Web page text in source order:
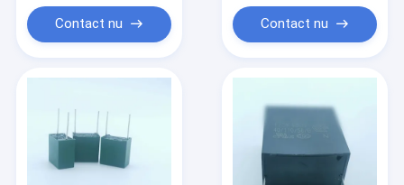
de gemetalliseerde condensator van de polyesterfilm
Doostype van de polyesterfilm Condensator
Y1 Veiligheidscondensator
Monolithische Ceramische Condensator
Contact nu Contact nu